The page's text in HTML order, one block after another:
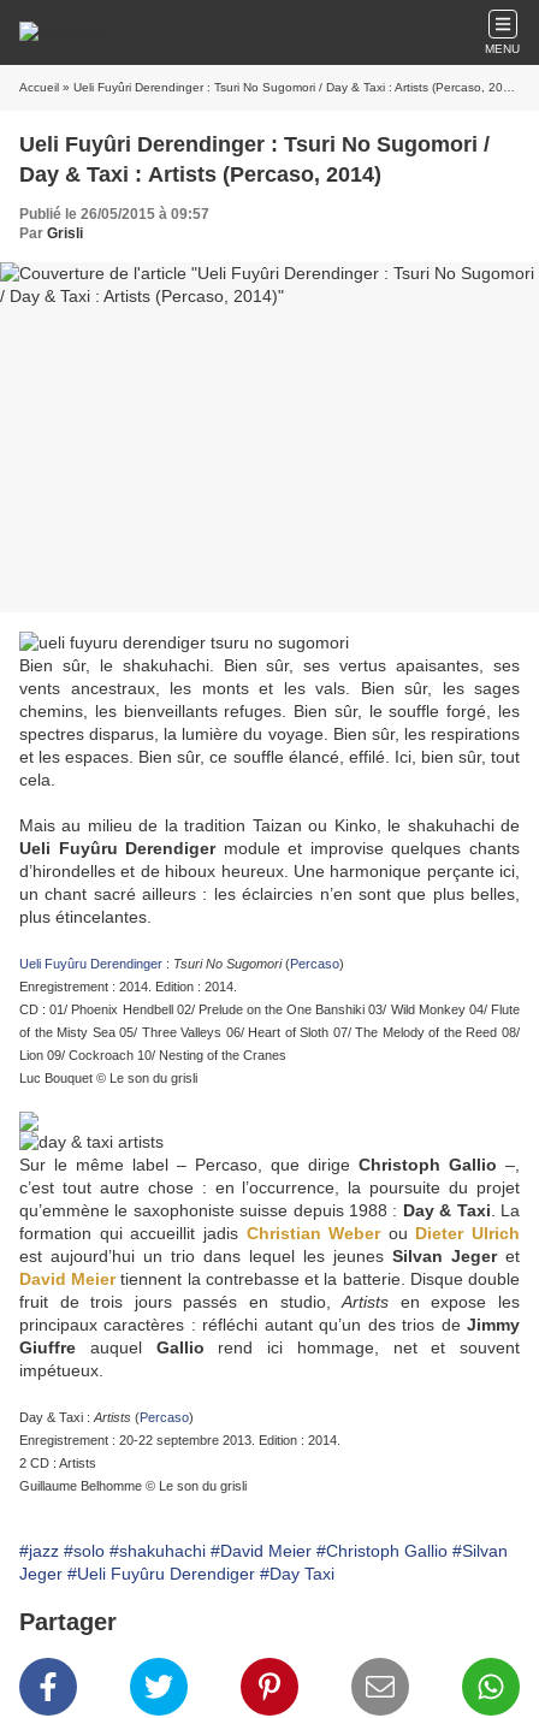
MENU
Accueil » Ueli Fuyûri Derendinger : Tsuri No Sugomori / Day & Taxi : Artists (Percaso, 2014)
Ueli Fuyûri Derendinger : Tsuri No Sugomori /
Day & Taxi : Artists (Percaso, 2014)
Publié le 26/05/2015 à 09:57
Par Grisli
Bien sûr, le shakuhachi. Bien sûr, ses vertus apaisantes, ses
vents ancestraux, les monts et les vals. Bien sûr, les sages
chemins, les bienveillants refuges. Bien sûr, le souffle forgé, les
spectres disparus, la lumière du voyage. Bien sûr, les respirations
et les espaces. Bien sûr, ce souffle élancé, effilé. Ici, bien sûr, tout
cela.
Mais au milieu de la tradition Taizan ou Kinko, le shakuhachi de
Ueli Fuyûru Derendigermodule et improvise quelques chants
d’hirondelles et de hiboux heureux. Une harmonique perçante ici,
un chant sacré ailleurs : les éclaircies n’en sont que plus belles,
plus étincelantes.
Ueli Fuyûru Derendinger : Tsuri No Sugomori(Percaso)
Enregistrement : 2014. Edition : 2014.
CD : 01/ Phoenix Hendbell 02/ Prelude on the One Banshiki 03/ Wild Monkey 04/ Flute
of the Misty Sea 05/ Three Valleys 06/ Heart of Sloth 07/ The Melody of the Reed 08/
Lion 09/ Cockroach 10/ Nesting of the Cranes
Luc Bouquet © Le son du grisli
Sur le même label – Percaso, que dirige Christoph Gallio –,
c’est tout autre chose : en l’occurrence, la poursuite du projet
qu’emmène le saxophoniste suisse depuis 1988 : Day & Taxi . La
formation qui accueillit jadis Christian Weberou Dieter Ulrich
est aujourd’hui un trio dans lequel les jeunes Silvan Jegeret
David Meier tiennent la contrebasse et la batterie. Disque double
fruit de trois jours passés en studio,Artists en expose les
principaux caractères : réfléchi autant qu’un des trios de Jimmy
Giuffre auquel Gallio rend ici hommage, net et souvent
impétueux.
Day & Taxi : Artists (Percaso)
Enregistrement : 20-22 septembre 2013. Edition : 2014.
2 CD : Artists
Guillaume Belhomme © Le son du grisli
#jazz #solo #shakuhachi #David Meier #Christoph Gallio #Silvan
Jeger #Ueli Fuyûru Derendiger #Day Taxi
Partager